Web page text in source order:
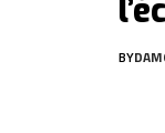
BY